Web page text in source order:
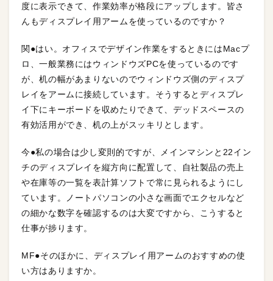
度に表示できて、作業効率が格段にアップします。皆さ
んもディスプレイ用アームを使っているのですか？
関●はい。オフィスでデザイン作業をするときにはMacプ
ロ、一般業務にはウィンドウズPCを使っているのです
が、机の幅があまりないのでウィンドウズ側のディスプ
レイをアームに接続しています。そうするとディスプレ
イ下にキーボードを収めたりできて、デッドスペースの
有効活用ができ、机の上がスッキリとします。
今●私の場合は少し変則的ですが、メインマシンと22イン
チのディスプレイを縦方向に配置して、自社製品の売上
や在庫等の一覧を表計算ソフトで常に見られるようにし
ています。ノートパソコンの小さな画面でエクセルなど
の細かな数字を確認するのは大変ですから、こうすると
仕事が捗ります。
MF●そのほかに、ディスプレイ用アームのおすすめの使
い方はありますか。